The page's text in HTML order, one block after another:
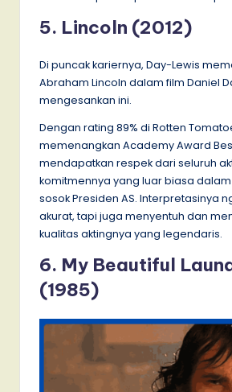
5. Lincoln (2012)
Di puncak kariernya, Day-Lewis
Abraham Lincoln dalam film Daniel
mengesankan ini.
Dengan rating 89% di Rotten
memenangkan Academy Award
mendapatkan respek dari seluruh
komitmennya yang luar biasa
sosok Presiden AS. Interpretasinya
akurat, tapi juga menyentuh dan
kualitas aktingnya yang legendaris.
6. My Beautiful
(1985)